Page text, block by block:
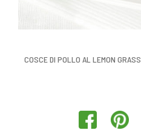
COSCE DI POLLO AL LEMON GRASS